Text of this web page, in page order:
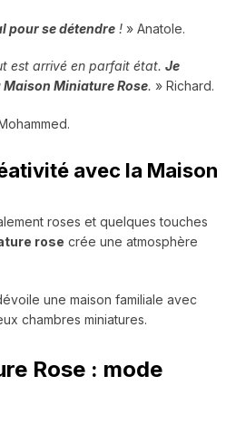
pour se détendre ! » Anatole.
est arrivé en parfait état. Je
Miniature Rose. » Richard.
avec la Maison
roses et quelques touches
rose crée une atmosphère
une maison familiale avec
chambres miniatures.
Rose : mode